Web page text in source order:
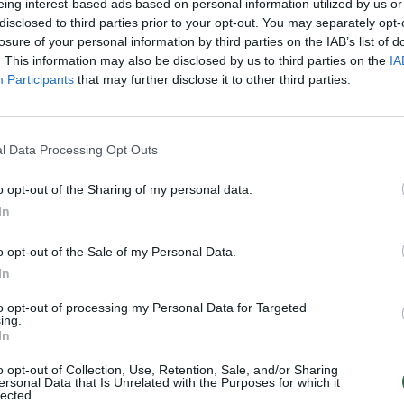
interest-based ads based on personal information utilized by us
to third parties prior to your opt-out. You may separately
of your personal information by third parties on the IAB’s list of
This information may also be disclosed by us to third parties on the
Participants that may further disclose it to other third parties.
Data Processing Opt Outs
opt-out of the Sharing of my personal data.
opt-out of the Sale of my Personal Data.
opt-out of processing my Personal Data for Targeted
opt-out of Collection, Use, Retention, Sale, and/or Sharing
Data that Is Unrelated with the Purposes for which it
Visi įrašai
mūsų pagerbimo ženklas“
festivalio Vilniuje: atskleidė populiariausią
Žinios Lietuvos diena